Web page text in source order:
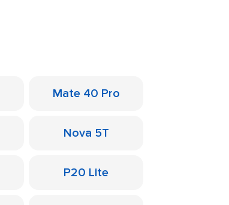
Mate 40 Pro
Nova 5T
P20 Lite